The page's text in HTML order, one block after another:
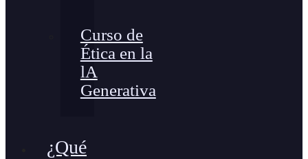
Curso de
Ética en la
lA
Generativa
¿Qué